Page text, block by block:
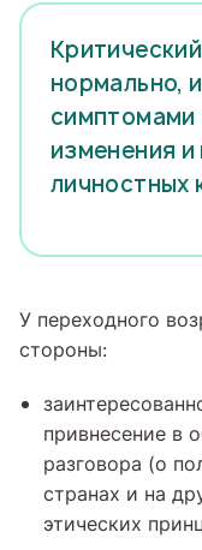
нормально,
симптомами
изменения
личностных
У переходного
стороны:
привнесение в
разговора (о
странах и на
этических